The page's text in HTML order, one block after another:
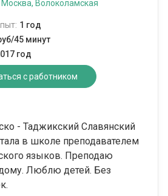
Москва, Волоколамская
1 год
45 минут
год
с работником
- Таджикский Славянский
в школе преподавателем
языков. Преподаю
Люблю детей. Без